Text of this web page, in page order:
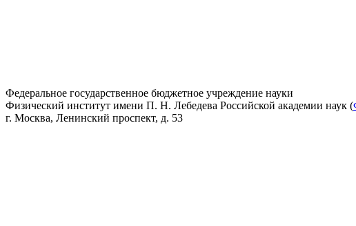
Федеральное государственное бюджетное учреждение науки
Физический институт имени П. Н. Лебедева Российской академии наук (
г. Москва, Ленинский проспект, д. 53